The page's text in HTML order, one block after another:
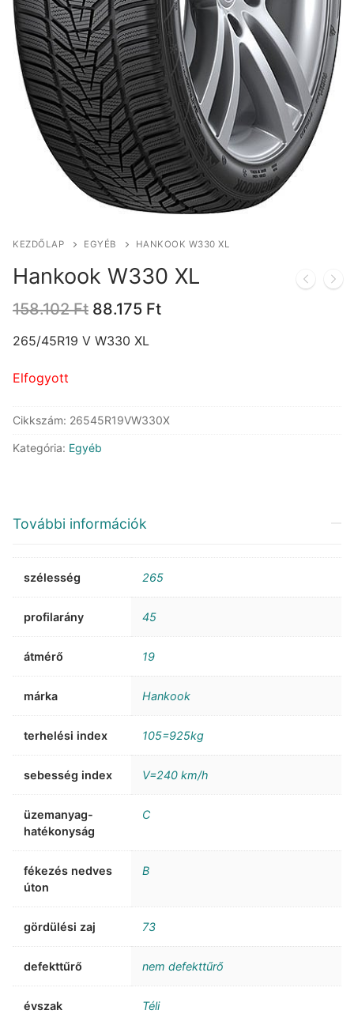
KEZDŐLAP EGYÉB HANKOOK W330 XL
Hankook W330 XL
158.102Ft Original
was:
88.175 FtCurrent
265/45R19 V W330 XL
Elfogyott
Cikkszám: 26545R19VW330X
Kategória: Egyéb
További információk
szélesség 265
profilarány 45
átmérő 19
márka Hankook
terhelési index 105=925kg
sebesség index V=240 km/h
üzemanyag-
hatékonyság
C
fékezés nedves
úton
B
gördülési zaj 73
defekttűrő nem defekttűrő
évszak Téli